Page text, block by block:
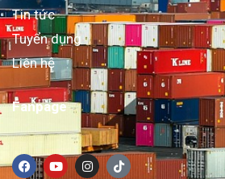
Tin tức
Tuyển dụng
Liên hệ
Fanpage